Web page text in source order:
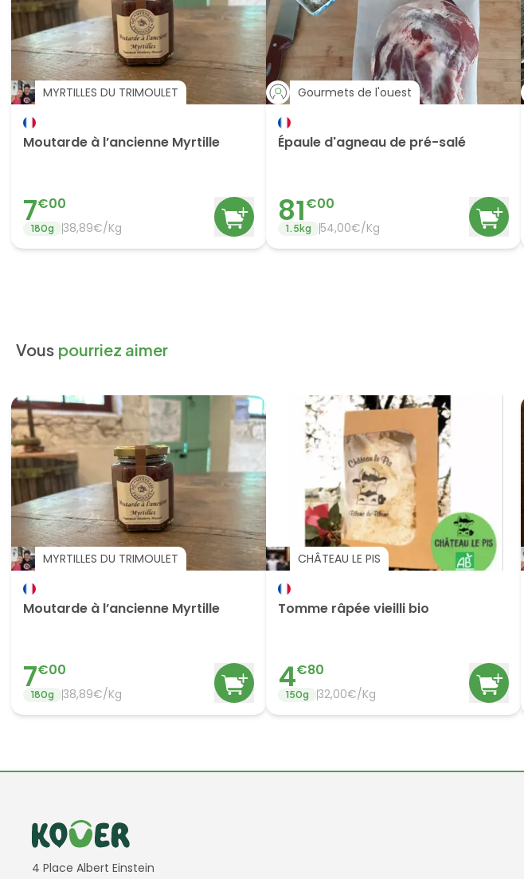
MYRTILLES DU TRIMOULET
Moutarde à l’ancienne Myrtille
7€00
180g 38,89€/Kg
Gourmets de l'ouest
Épaule d'agneau de pré-salé
81€00
1.5kg 54,00€/Kg
Vous pourriez aimer
MYRTILLES DU TRIMOULET
Moutarde à l’ancienne Myrtille
7€00
180g 38,89€/Kg
CHÂTEAU LE PIS
Tomme râpée vieilli bio
4€80
150g 32,00€/Kg
Informations de contact
4 Place Albert Einstein